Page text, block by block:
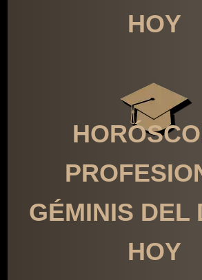
HOY
GÉMINIS DEL
HOY